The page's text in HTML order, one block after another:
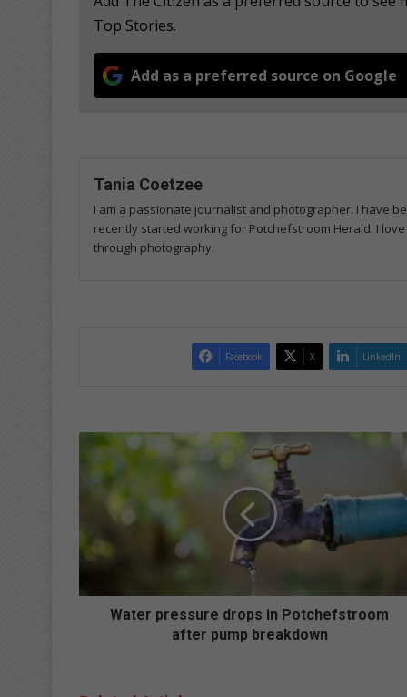
Top Stories.
Add as a preferred source on Google
Tania Coetzee
I am a passionate journalist and photographer. I have
recently started working for Potchefstroom Herald. I
through photography.
Facebook X LinkedIn
s
Water pressure drops in Potchefstroom
after pump breakdown